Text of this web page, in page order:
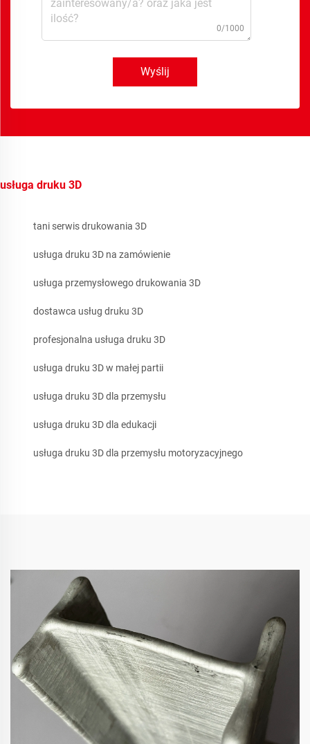
0/1000
Wyślij
usługa druku 3D
tani serwis drukowania 3D
usługa druku 3D na zamówienie
usługa przemysłowego drukowania 3D
dostawca usług druku 3D
profesjonalna usługa druku 3D
usługa druku 3D w małej partii
usługa druku 3D dla przemysłu
usługa druku 3D dla edukacji
usługa druku 3D dla przemysłu motoryzacyjnego